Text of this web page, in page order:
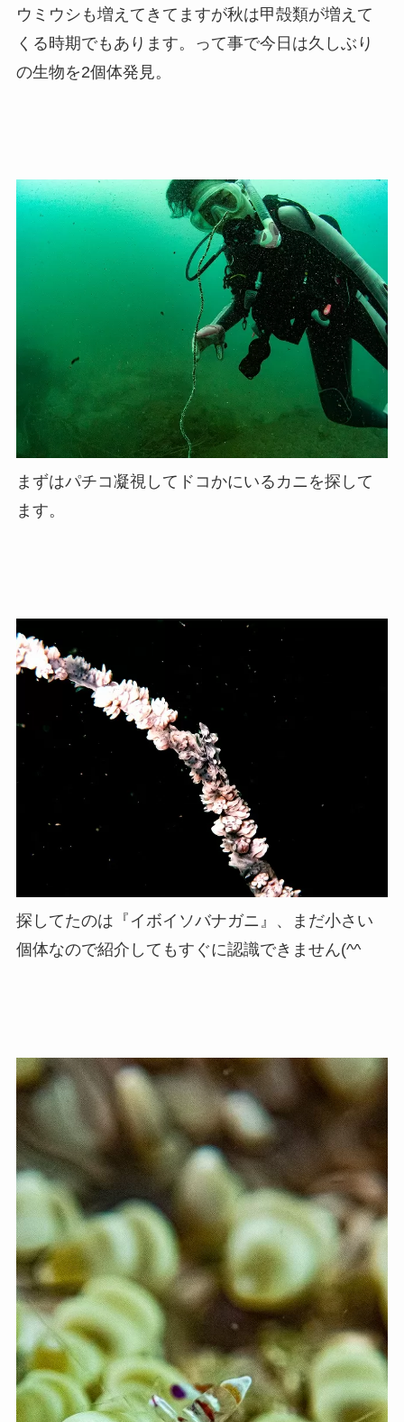
ウミウシも増えてきてますが秋は甲殻類が増えて
くる時期でもあります。って事で今日は久しぶり
の生物を2個体発見。
まずはパチコ凝視してドコかにいるカニを探して
ます。
探してたのは『イボイソバナガニ』、まだ小さい
個体なので紹介してもすぐに認識できません(^^ゞ